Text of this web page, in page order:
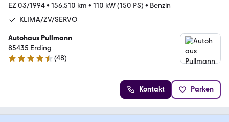
EZ 03/1994• 156.510 km • 110 kW (150 PS) • Benzin
KLIMA/ZV/SERVO
Autohaus Pullmann
85435 Erding
4.7 Sterne
(48)
Kontakt Parken